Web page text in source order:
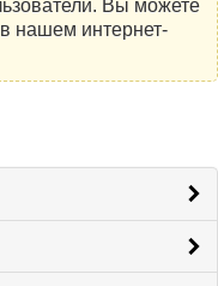
Вы можете
нашем интернет-